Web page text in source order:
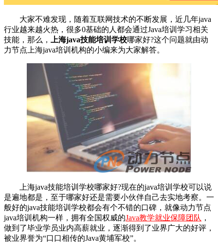
大家不难发现，随着互联网技术的不断发展，近几年java
行业越来越火热，很多0基础的人都会通过Java培训学习相关
技能，那么，
上海java技能培训学校哪家好?这个问题就由动
力节点上海java培训机构的小编来为大家解答。
上海java技能培训学校哪家好?现在的java培训学校可以说
是遍地都是，至于哪家好还是需要小伙伴自己去实地考察。一
般好的java技能培训学校都会有个不错的口碑，就像动力节点
java培训机构一样，拥有全国权威的Java教学就业保障团队 ，
做到了毕业学员业内高薪就业，逐渐得到了业界广大的好评，
被业界誉为“口口相传的Java黄埔军校”。